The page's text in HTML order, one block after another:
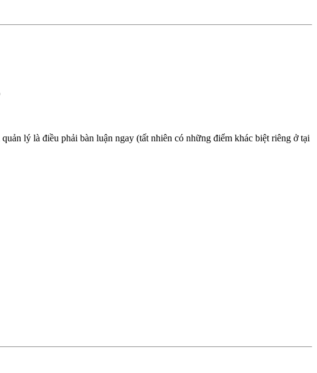
lý là điều phải bàn luận ngay (tất nhiên có những điểm khác biệt riêng ở tại